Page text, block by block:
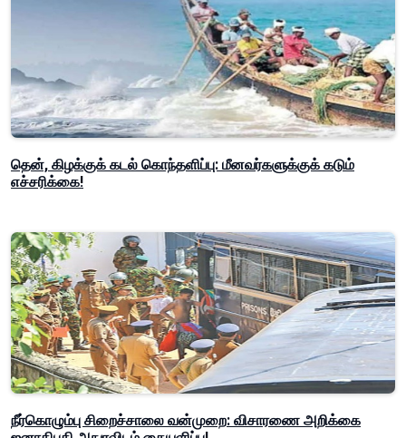
தென், கிழக்குக் கடல் கொந்தளிப்பு: மீனவர்களுக்குக் கடும்
எச்சரிக்கை!
நீர்கொழும்பு சிறைச்சாலை வன்முறை: விசாரணை அறிக்கை